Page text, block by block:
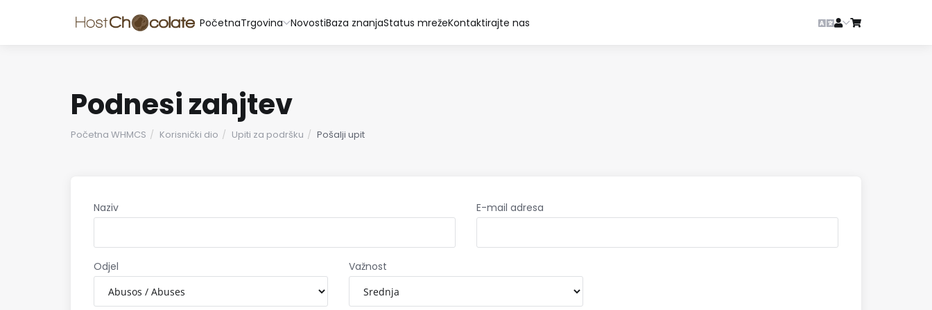
PočetnaTrgovina NovostiBaza znanjaStatus mrežeKontaktirajte nas
Podnesi zahjtev
Početna WHMCS Korisnički dio Upiti za podršku Pošalji upit
Naziv E-mail adresa
Odjel Važnost